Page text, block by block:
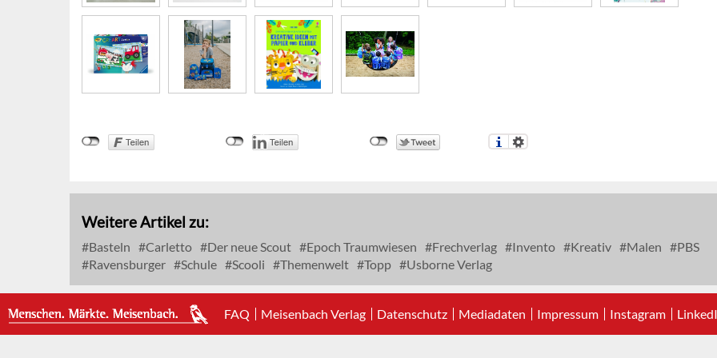
Weitere Artikel zu:
Basteln Carletto Der neue Scout Epoch Traumwiesen Frechverlag Invento Kreativ Malen
PBS
Ravensburger
Schule Scooli Themenwelt Topp Usborne Verlag
FAQ Meisenbach Verlag Datenschutz Mediadaten Impressum Instagram